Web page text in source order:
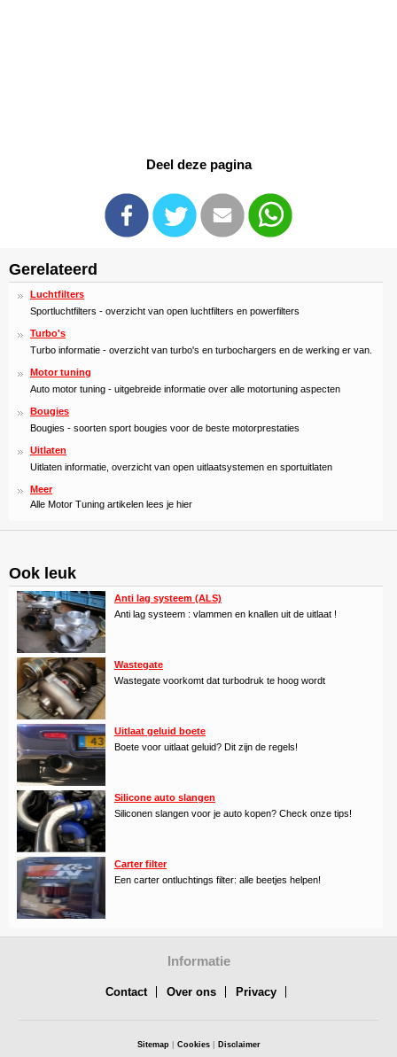
Deel deze pagina
Gerelateerd
Luchtfilters
Sportluchtfilters - overzicht van open luchtfilters en powerfilters
Turbo's
Turbo informatie - overzicht van turbo's en turbochargers en de werking er van.
Motor tuning
Auto motor tuning - uitgebreide informatie over alle motortuning aspecten
Bougies
Bougies - soorten sport bougies voor de beste motorprestaties
Uitlaten
Uitlaten informatie, overzicht van open uitlaatsystemen en sportuitlaten
Meer
Alle Motor Tuning artikelen lees je hier
Ook leuk
Anti lag systeem (ALS)
Anti lag systeem : vlammen en knallen uit de uitlaat !
Wastegate
Wastegate voorkomt dat turbodruk te hoog wordt
Uitlaat geluid boete
Boete voor uitlaat geluid? Dit zijn de regels!
Silicone auto slangen
Siliconen slangen voor je auto kopen? Check onze tips!
Carter filter
Een carter ontluchtings filter: alle beetjes helpen!
Informatie
Contact Over ons Privacy
Sitemap Cookies| Disclaimer